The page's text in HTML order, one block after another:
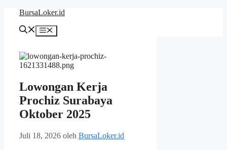
Langsung
BursaLoker.id
Menu
Lowongan Kerja
Prochiz Surabaya
Oktober 2025
Juli 18, 2026 oleh BursaLoker.id